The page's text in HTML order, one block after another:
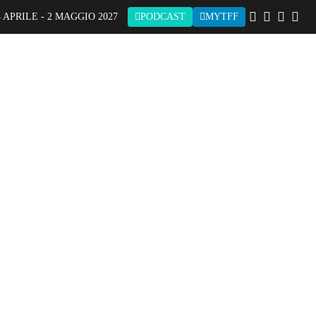
- 2 MAGGIO 2027 PODCAST MYTFF